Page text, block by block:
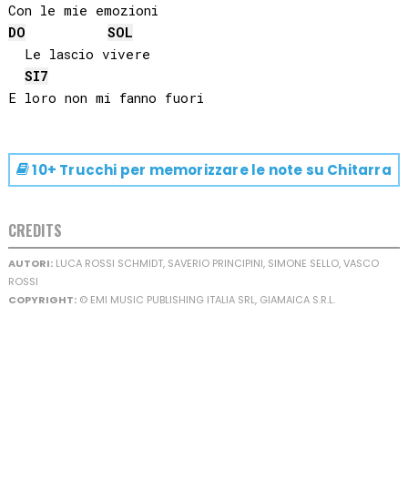
DO
SOL
  Le lascio vivere
SI7
10+ Trucchi per memorizzare le note su Chitarra
CREDITS
AUTORI:LUCA ROSSI SCHMIDT, SAVERIO PRINCIPINI, SIMONE SELLO, VASCO
ROSSI
COPYRIGHT:© EMI MUSIC PUBLISHING ITALIA SRL, GIAMAICA S.R.L.